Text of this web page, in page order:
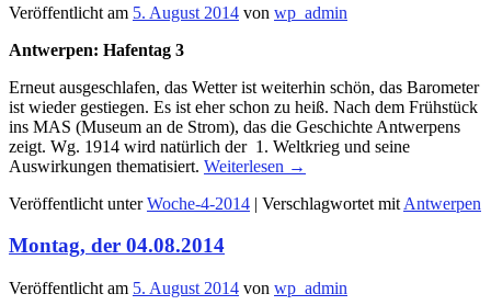
Veröffentlicht am 5. August 2014 von wp_admin
Antwerpen: Hafentag 3
Erneut ausgeschlafen, das Wetter ist weiterhin schön, das Barometer
ist wieder gestiegen. Es ist eher schon zu heiß. Nach dem Frühstück
ins MAS (Museum an de Strom), das die Geschichte Antwerpens
zeigt. Wg. 1914 wird natürlich der 1. Weltkrieg und seine
Auswirkungen thematisiert. Weiterlesen →
Veröffentlicht unter Woche-4-2014 | Verschlagwortet mit Antwerpen
Montag, der 04.08.2014
Veröffentlicht am 5. August 2014 von wp_admin